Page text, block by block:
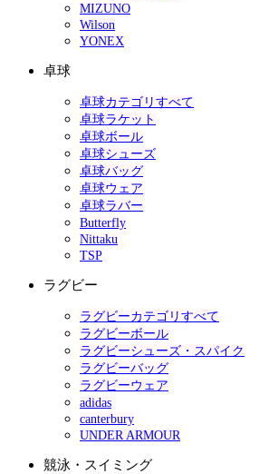
MIZUNO
Wilson
YONEX
卓球
卓球カテゴリすべて
卓球ラケット
卓球ボール
卓球シューズ
卓球バッグ
卓球ウェア
卓球ラバー
Butterfly
Nittaku
TSP
ラグビー
ラグビーカテゴリすべて
ラグビーボール
ラグビーシューズ・スパイク
ラグビーバッグ
ラグビーウェア
adidas
canterbury
UNDER ARMOUR
競泳・スイミング